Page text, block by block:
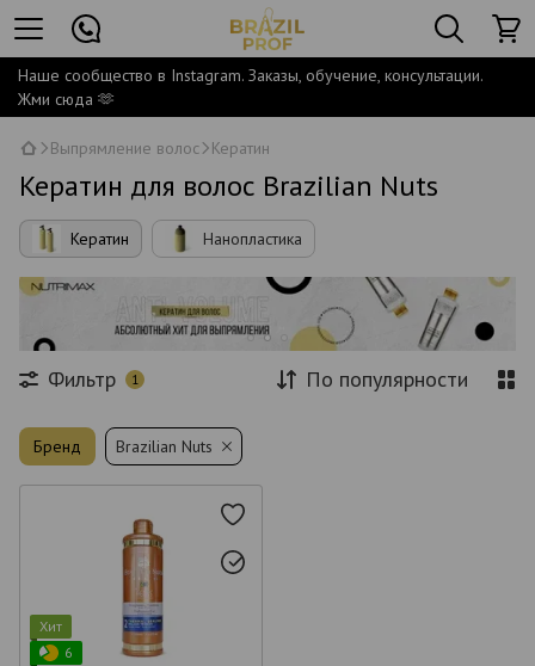
Наше сообщество в Instagram. Заказы, обучение, консультации.
Жми сюда 🫶
Выпрямление волос Кератин
Кератин для волос Brazilian Nuts
Кератин Нанопластика
Фильтр 1 По популярности
Бренд Brazilian Nuts
Хит
6